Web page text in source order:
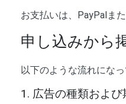
お支払いは、PayPalま
申し込みから
以下のような流れになっ
広告の種類および